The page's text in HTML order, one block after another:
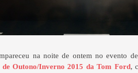
na noite de ontem no evento
de Outono/Inverno 2015 da Tom Ford,